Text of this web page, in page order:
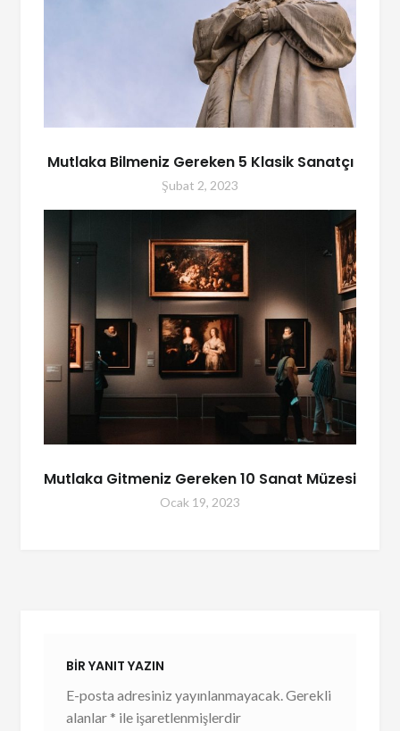
Mutlaka Bilmeniz Gereken 5 Klasik Sanatçı
Şubat 2, 2023
Mutlaka Gitmeniz Gereken 10 Sanat Müzesi
Ocak 19, 2023
BIR YANIT YAZIN
E-posta adresiniz yayınlanmayacak.Gerekli
alanlar * ile işaretlenmişlerdir